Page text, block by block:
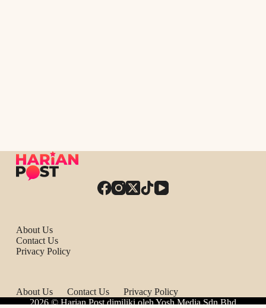
About Us
Contact Us
Privacy Policy
About Us Contact Us
Privacy Policy
2026 © Harian Post dimiliki oleh Yosh Media Sdn Bhd